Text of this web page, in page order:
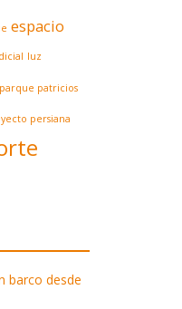
espacio
luz
parque patricios
persiana
barco desde